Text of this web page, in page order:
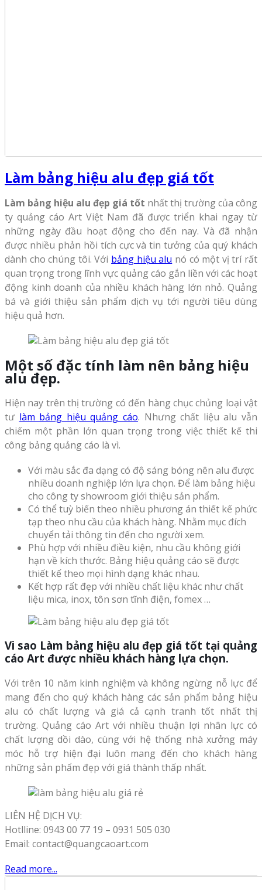
Làm bảng hiệu alu đẹp giá tốt
Làm bảng hiệu alu đẹp giá tốt nhất thị trường của công
ty quảng cáo Art Việt Nam đã được triển khai ngay từ
những ngày đầu hoạt động cho đến nay. Và đã nhận
được nhiều phản hồi tích cực và tin tưởng của quý khách
dành cho chúng tôi. Với bảng hiệu alu nó có một vị trí rất
quan trọng trong lĩnh vực quảng cáo gắn liền với các hoạt
động kinh doanh của nhiều khách hàng lớn nhỏ. Quảng
bá và giới thiệu sản phẩm dịch vụ tới người tiêu dùng
hiệu quả hơn.
Một số đặc tính làm nên bảng hiệu
alu đẹp.
Hiện nay trên thị trường có đến hàng chục chủng loại vật
tư làm bảng hiệu quảng cáo. Nhưng chất liệu alu vẫn
chiếm một phần lớn quan trọng trong việc thiết kế thi
công bảng quảng cáo là vì.
Với màu sắc đa dạng có độ sáng bóng nên alu được
nhiều doanh nghiệp lớn lựa chọn. Để làm bảng hiệu
cho công ty showroom giới thiệu sản phẩm.
Có thể tuỳ biến theo nhiều phương án thiết kế phức
tạp theo nhu cầu của khách hàng. Nhằm mục đích
chuyển tải thông tin đến cho người xem.
Phù hợp với nhiều điều kiện, nhu cầu không giới
hạn về kích thước. Bảng hiệu quảng cáo sẽ được
thiết kế theo mọi hình dạng khác nhau.
Kết hợp rất đẹp với nhiều chất liệu khác như chất
liệu mica, inox, tôn sơn tĩnh điện, fomex …
Vi sao Làm bảng hiệu alu đẹp giá tốt tại quảng
cáo Art được nhiều khách hàng lựa chọn.
Với trên 10 năm kinh nghiệm và không ngừng nỗ lực để
mang đến cho quý khách hàng các sản phẩm bảng hiệu
alu có chất lượng và giá cả cạnh tranh tốt nhất thị
trường. Quảng cáo Art với nhiều thuận lợi nhân lực có
chất lượng dồi dào, cùng với hệ thống nhà xưởng máy
móc hỗ trợ hiện đại luôn mang đến cho khách hàng
những sản phẩm đẹp với giá thành thấp nhất.
LIÊN HỆ DỊCH VỤ:
Hotlline: 0943 00 77 19 – 0931 505 030
Email: contact@quangcaoart.com
Read more...